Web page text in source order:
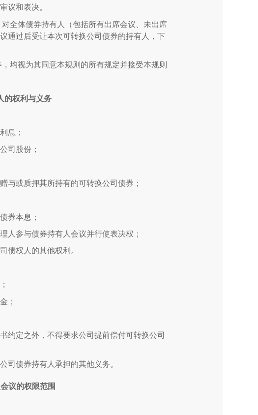
议和表决。
全体债券持有人（包括所有出席会议、未出席
通过后受让本次可转换公司债券的持有人，下
均视为其同意本规则的所有规定并接受本规则
的权利与义务
息；
司股份；
与或质押其所持有的可转换公司债券；
券本息；
人参与债券持有人会议并行使表决权；
债权人的其他权利。
；
约定之外，不得要求公司提前偿付可转换公司
司债券持有人承担的其他义务。
议的权限范围